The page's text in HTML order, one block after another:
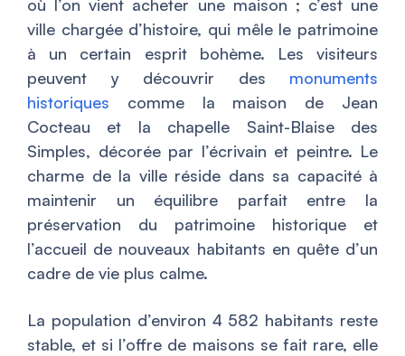
où l’on vient acheter une maison ; c’est une
ville chargée d’histoire, qui mêle le patrimoine
à un certain esprit bohème. Les visiteurs
peuvent y découvrir des monuments
historiques comme la maison de Jean
Cocteau et la chapelle Saint-Blaise des
Simples, décorée par l’écrivain et peintre. Le
charme de la ville réside dans sa capacité à
maintenir un équilibre parfait entre la
préservation du patrimoine historique et
l’accueil de nouveaux habitants en quête d’un
cadre de vie plus calme.
La population d’environ 4 582 habitants reste
stable, et si l’offre de maisons se fait rare, elle